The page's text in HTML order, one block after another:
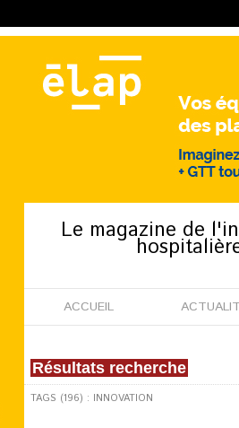
Le magazine de
ACCUEIL
Résultats recherche
TAGS (196) : INNOVATION